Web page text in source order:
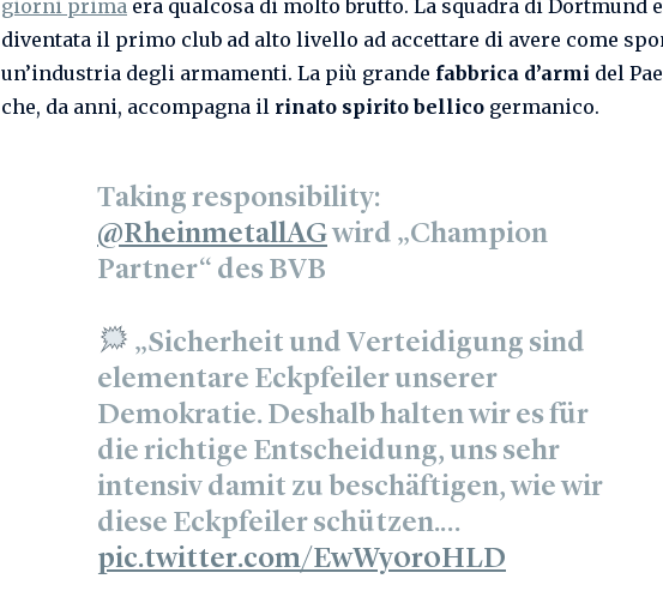
giorni prima era qualcosa di molto brutto. La squadra di Dortmund
diventata il primo club ad alto livello ad accettare di avere come
un’industria degli armamenti. La più grande fabbrica d’armi del
che, da anni, accompagna il rinato spirito bellico germanico.
Taking responsibility:
@RheinmetallAGwird „Champion
Partner“ des BVB
„Sicherheit und Verteidigung sind
elementare Eckpfeiler unserer
Demokratie. Deshalb halten wir es für
die richtige Entscheidung, uns sehr
intensiv damit zu beschäftigen, wie wir
diese Eckpfeiler schützen.…
pic.twitter.com/EwWy0r0HLD